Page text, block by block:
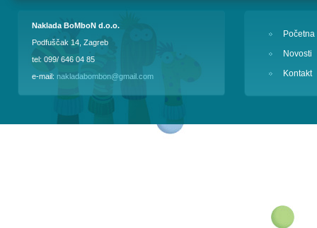
Naklada BoMboN d.o.o.
Podfuščak 14, Zagreb
tel: 099/ 646 04 85
e-mail: nakladabombon@gmail.com
Početna
Novosti
Kontakt